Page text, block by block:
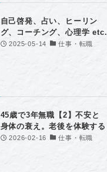
自己啓発、占い、ヒーリン
グ、コーチング、心理学 etc.
2025-05-14 仕事・転職
45歳で3年無職【2】不安と
身体の衰え。老後を体験する
2026-02-16 仕事・転職